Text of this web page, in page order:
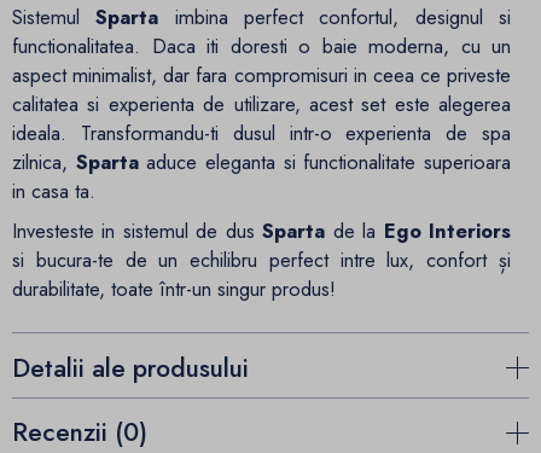
SistemulSparta imbina perfect confortul, designul si
functionalitatea. Daca iti doresti o baie moderna, cu un
aspect minimalist, dar fara compromisuri in ceea ce priveste
calitatea si experienta de utilizare, acest set este alegerea
ideala. Transformandu-ti dusul intr-o experienta de spa
zilnica, Spartaaduce eleganta si functionalitate superioara
in casa ta.
Investeste in sistemul de dusSparta de la Ego Interiors
si bucura-te de un echilibru perfect intre lux, confort și
durabilitate, toate într-un singur produs!
Detalii ale produsului
Recenzii (0)